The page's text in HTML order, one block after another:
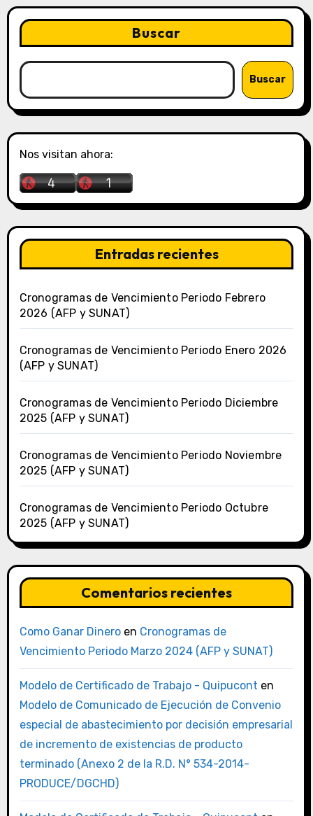
Buscar
Buscar
Nos visitan ahora:
Entradas recientes
Cronogramas de Vencimiento Periodo Febrero
2026 (AFP y SUNAT)
Cronogramas de Vencimiento Periodo Enero 2026
(AFP y SUNAT)
Cronogramas de Vencimiento Periodo Diciembre
2025 (AFP y SUNAT)
Cronogramas de Vencimiento Periodo Noviembre
2025 (AFP y SUNAT)
Cronogramas de Vencimiento Periodo Octubre
2025 (AFP y SUNAT)
Comentarios recientes
Como Ganar Dineroen Cronogramas de
Vencimiento Periodo Marzo 2024 (AFP y SUNAT)
Modelo de Certificado de Trabajo - Quipucont en
Modelo de Comunicado de Ejecución de Convenio
especial de abastecimiento por decisión empresarial
de incremento de existencias de producto
terminado (Anexo 2 de la R.D. N° 534-2014-
PRODUCE/DGCHD)